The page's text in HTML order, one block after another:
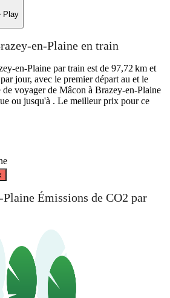
Play
en-Plaine en train
en-Plaine par train est de 97,72 km et
jour, avec le premier départ au et le
voyager de Mâcon à Brazey-en-Plaine
ou jusqu'à . Le meilleur prix pour ce
Brazey-en-Plaine
Émissions de CO2 par